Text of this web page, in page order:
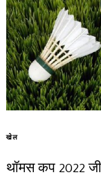
खेल
थॉमस कप 2022